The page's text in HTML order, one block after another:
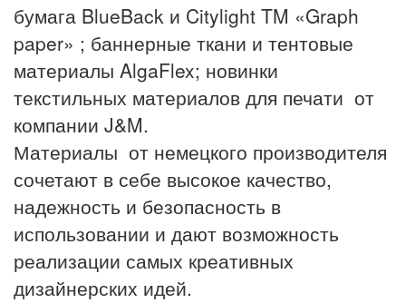
бумага BlueBack и Citylight TM «Graph
paper» ; баннерные ткани и тентовые
материалы AlgaFlex; новинки
текстильных материалов для печати от
компании J&M.
Материалы от немецкого производителя
сочетают в себе высокое качество,
надежность и безопасность в
использовании и дают возможность
реализации самых креативных
дизайнерских идей.